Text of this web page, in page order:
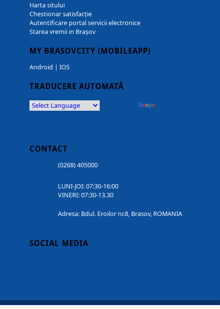
Harta sitului
Chestionar satisfacție
Autentificare portal servicii electronice
Starea vremii in Brașov
MY BRASOVCITY (MOBILEAPP)
Android | IOS
TRADUCERE AUTOMATĂ
CONTACT
(0268) 405000
LUNI-JOI: 07:30-16:00
VINERI: 07:30-13.30
Adresa: Bdul. Eroilor nr.8, Brasov, ROMANIA
SOCIAL MEDIA